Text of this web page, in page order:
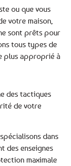
ou que vous
votre maison,
sont prêts pour
tous types de
plus approprié à
des tactiques
de votre
dans
des enseignes
maximale